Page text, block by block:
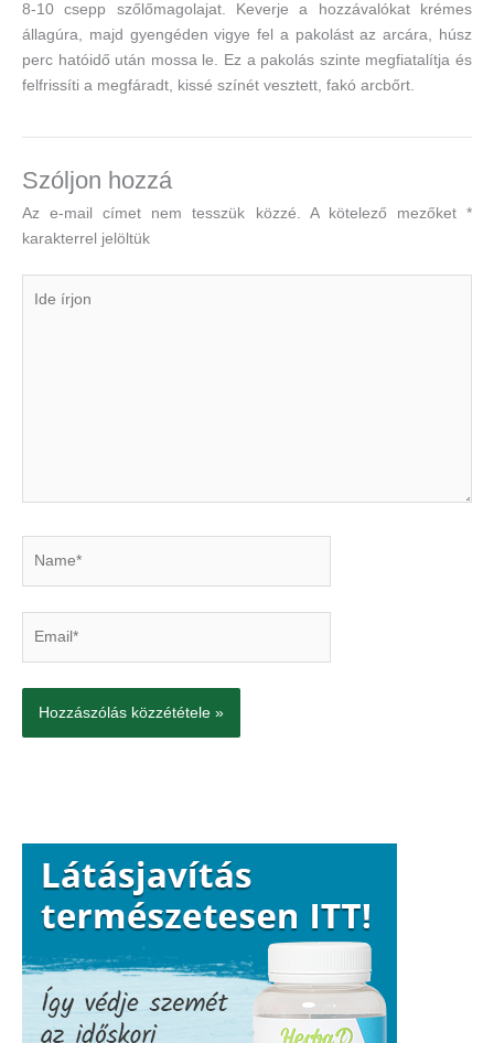
8-10 csepp szőlőmagolajat. Keverje a hozzávalókat krémes
állagúra, majd gyengéden vigye fel a pakolást az arcára, húsz
perc hatóidő után mossa le. Ez a pakolás szinte megfiatalítja és
felfrissíti a megfáradt, kissé színét vesztett, fakó arcbőrt.
Szóljon hozzá
Az e-mail címet nem tesszük közzé. A kötelező mezőket*
karakterrel jelöltük